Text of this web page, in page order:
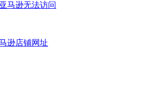
马逊无法访问
逊店铺网址